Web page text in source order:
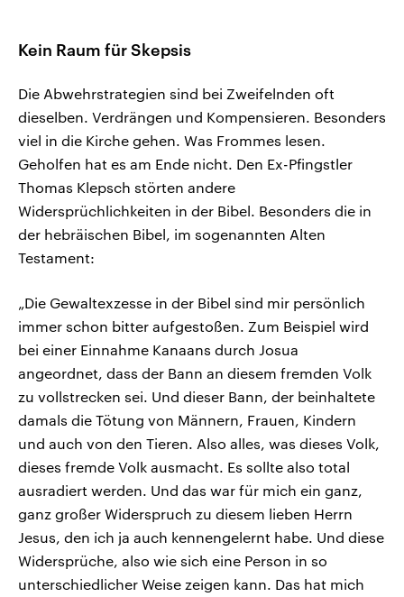
Kein Raum für Skepsis
Die Abwehrstrategien sind bei Zweifelnden oft
dieselben. Verdrängen und Kompensieren. Besonders
viel in die Kirche gehen. Was Frommes lesen.
Geholfen hat es am Ende nicht. Den Ex-Pfingstler
Thomas Klepsch störten andere
Widersprüchlichkeiten in der Bibel. Besonders die in
der hebräischen Bibel, im sogenannten Alten
Testament:
„Die Gewaltexzesse in der Bibel sind mir persönlich
immer schon bitter aufgestoßen. Zum Beispiel wird
bei einer Einnahme Kanaans durch Josua
angeordnet, dass der Bann an diesem fremden Volk
zu vollstrecken sei. Und dieser Bann, der beinhaltete
damals die Tötung von Männern, Frauen, Kindern
und auch von den Tieren. Also alles, was dieses Volk,
dieses fremde Volk ausmacht. Es sollte also total
ausradiert werden. Und das war für mich ein ganz,
ganz großer Widerspruch zu diesem lieben Herrn
Jesus, den ich ja auch kennengelernt habe. Und diese
Widersprüche, also wie sich eine Person in so
unterschiedlicher Weise zeigen kann. Das hat mich